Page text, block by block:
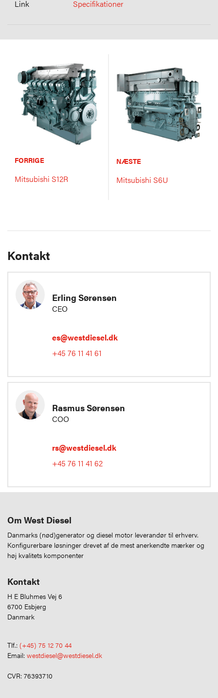
Specifikationer
FORRIGE
Mitsubishi S12R
NÆSTE
Mitsubishi S6U
Kontakt
Erling Sørensen
CEO
es@westdiesel.dk
+45 76 11 41 61
Rasmus Sørensen
COO
rs@westdiesel.dk
+45 76 11 41 62
Om West Diesel
Danmarks (nød)generator og diesel motor leverandør til erhverv.
Konfigurerbare løsninger drevet af de mest anerkendte mærker og
høj kvalitets komponenter
Kontakt
H E Bluhmes Vej 6
6700 Esbjerg
Danmark
Tlf.: (+45) 75 12 70 44
Email: westdiesel@westdiesel.dk
CVR: 76393710